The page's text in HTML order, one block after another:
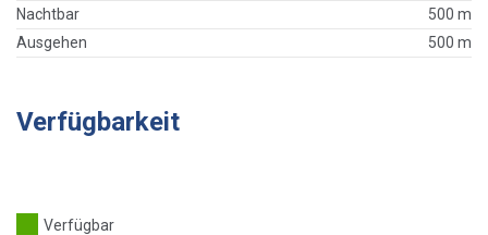
Nachtbar
500 m
Ausgehen
500 m
Verfügbarkeit
Verfügbar